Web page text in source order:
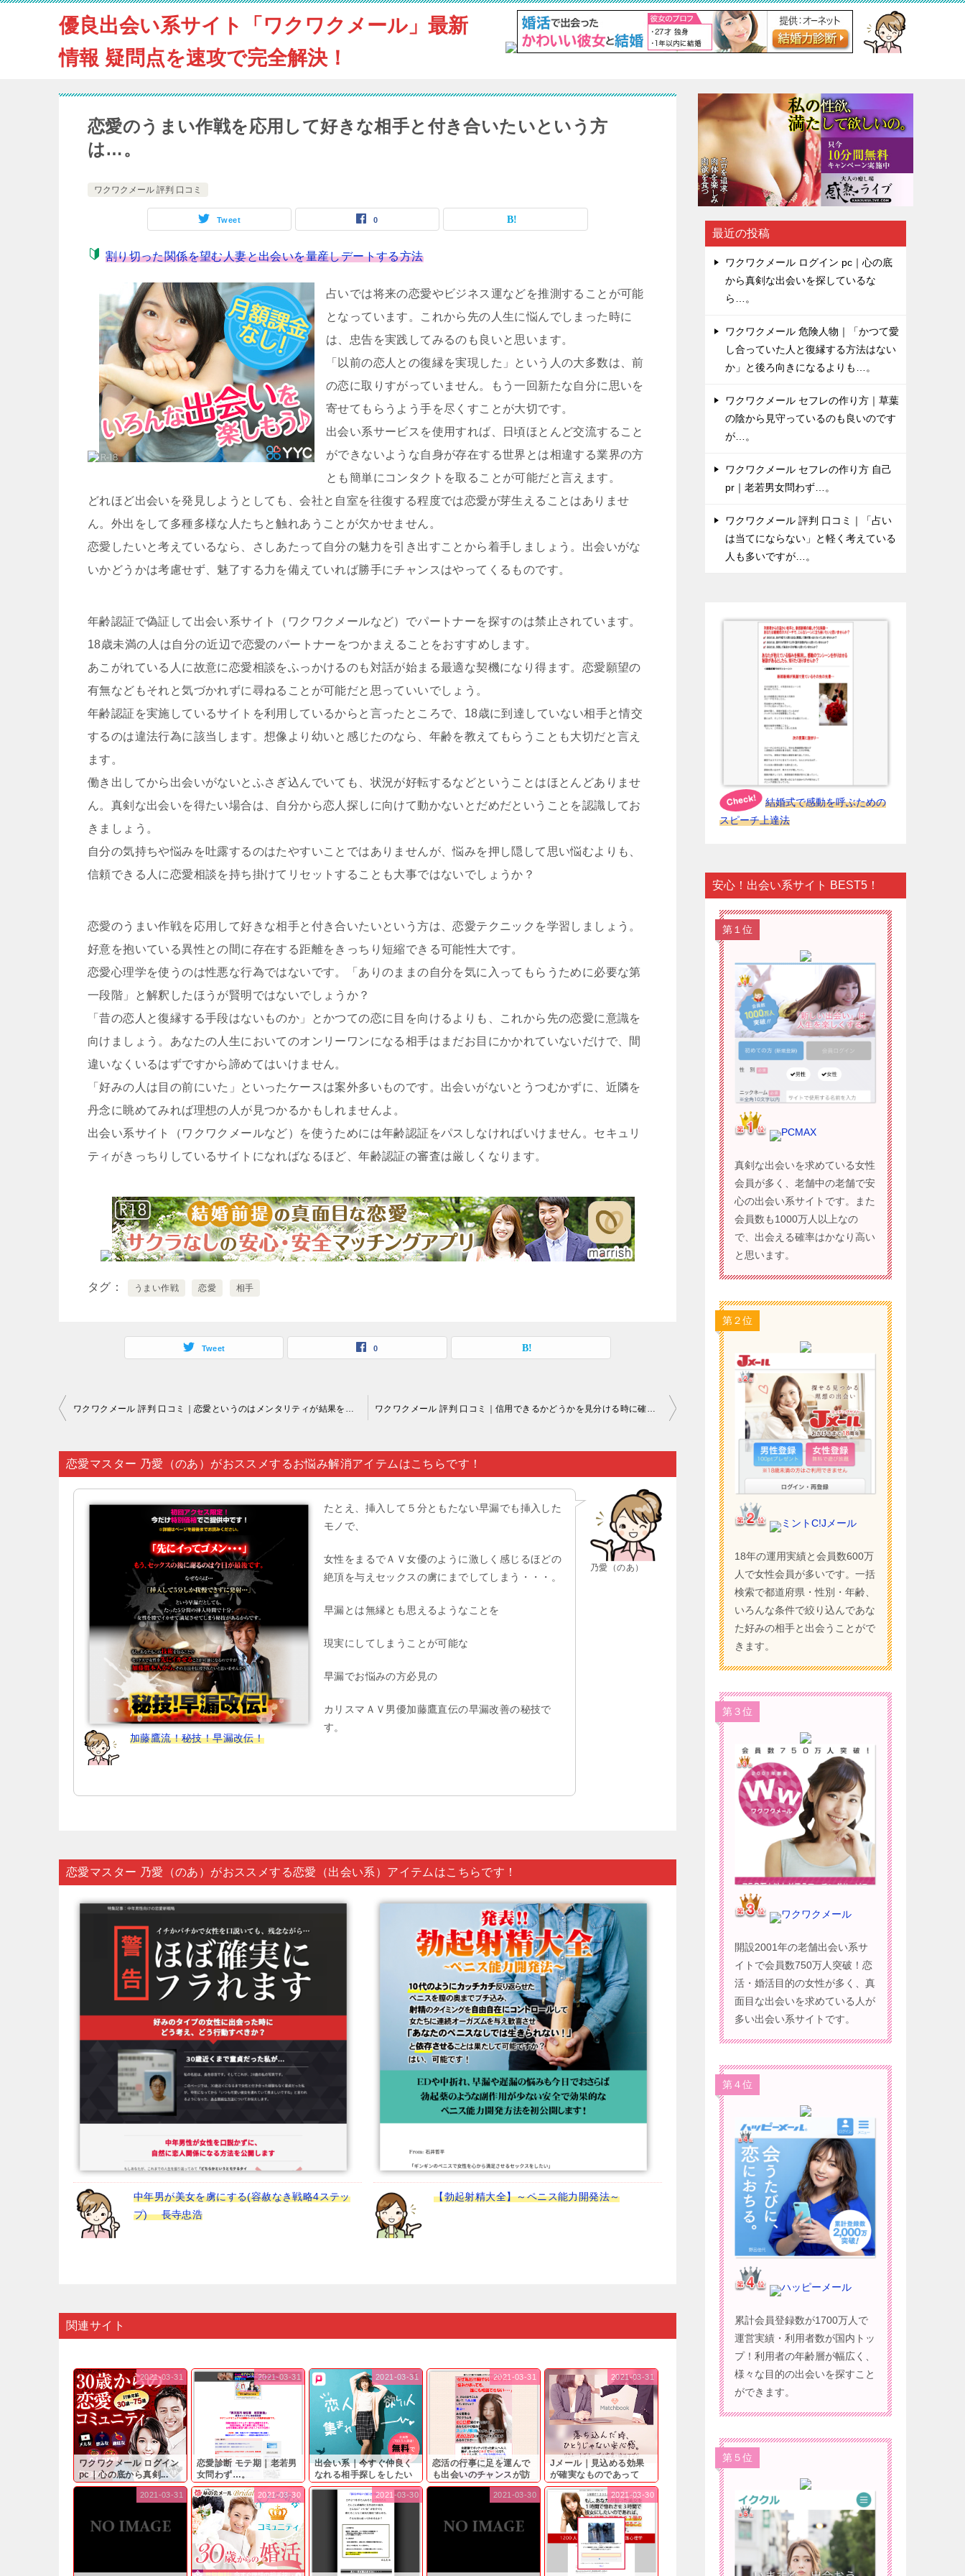
優良出会い系サイト「ワクワクメール」最新
情報 疑問点を速攻で完全解決！
恋愛のうまい作戦を応用して好きな相手と付き合いたいという方
は…。
ワクワクメール 評判 口コミ
Tweet 0
割り切った関係を望む人妻と出会いを量産しデートする方法
占いでは将来の恋愛やビジネス運などを推測することが可能
となっています。これから先の人生に悩んでしまった時に
は、忠告を実践してみるのも良いと思います。
「以前の恋人との復縁を実現した」という人の大多数は、前
の恋に取りすがっていません。もう一回新たな自分に思いを
寄せてもらうよう手を尽くすことが大切です。
出会い系サービスを使用すれば、日頃ほとんど交流すること
ができないような自身が存在する世界とは相違する業界の方
とも簡単にコンタクトを取ることが可能だと言えます。
どれほど出会いを発見しようとしても、会社と自室を往復する程度では恋愛が芽生えることはありませ
ん。外出をして多種多様な人たちと触れあうことが欠かせません。
恋愛したいと考えているなら、さしあたって自分の魅力を引き出すことから着手しましょう。出会いがな
いかどうかは考慮せず、魅了する力を備えていれば勝手にチャンスはやってくるものです。
年齢認証で偽証して出会い系サイト（ワクワクメールなど）でパートナーを探すのは禁止されています。
18歳未満の人は自分の近辺で恋愛のパートナーをつかまえることをおすすめします。
あこがれている人に故意に恋愛相談をふっかけるのも対話が始まる最適な契機になり得ます。恋愛願望の
有無などもそれと気づかれずに尋ねることが可能だと思っていいでしょう。
年齢認証を実施しているサイトを利用しているからと言ったところで、18歳に到達していない相手と情交
するのは違法行為に該当します。想像より幼いと感じたのなら、年齢を教えてもらうことも大切だと言え
ます。
働き出してから出会いがないとふさぎ込んでいても、状況が好転するなどということはほとんどありませ
ん。真剣な出会いを得たい場合は、自分から恋人探しに向けて動かないとだめだということを認識してお
きましょう。
自分の気持ちや悩みを吐露するのはたやすいことではありませんが、悩みを押し隠して思い悩むよりも、
信頼できる人に恋愛相談を持ち掛けてリセットすることも大事ではないでしょうか？
恋愛のうまい作戦を応用して好きな相手と付き合いたいという方は、恋愛テクニックを学習しましょう。
好意を抱いている異性との間に存在する距離をきっちり短縮できる可能性大です。
恋愛心理学を使うのは性悪な行為ではないです。「ありのままの自分を気に入ってもらうために必要な第
一段階」と解釈したほうが賢明ではないでしょうか？
「昔の恋人と復縁する手段はないものか」とかつての恋に目を向けるよりも、これから先の恋愛に意識を
向けましょう。あなたの人生においてのオンリーワンになる相手はまだお目にかかれていないだけで、間
違いなくいるはずですから諦めてはいけません。
「好みの人は目の前にいた」といったケースは案外多いものです。出会いがないとうつむかずに、近隣を
丹念に眺めてみれば理想の人が見つかるかもしれませんよ。
出会い系サイト（ワクワクメールなど）を使うためには年齢認証をパスしなければいけません。セキュリ
ティがきっちりしているサイトになればなるほど、年齢認証の審査は厳しくなります。
タグ うまい作戦 恋愛 相手
Tweet 0
投
ナ
ビ
ゲ
ワクワクメール 評判 口コミ｜恋愛というのはメンタリティが結果を生み出すものなので…。 ワクワクメール 評判 口コミ｜信用できるかどうかを見分ける時に確認しておきたいのが…。
恋愛マスター 乃愛（のあ）がおススメするお悩み解消アイテムはこちらです！
乃愛（のあ）
加藤鷹流！秘技！早漏改伝！
たとえ、挿入して５分ともたない早漏でも挿入した
モノで、
女性をまるでＡＶ女優のように激しく感じるほどの
絶頂を与えセックスの虜にまでしてしまう・・・。
早漏とは無縁とも思えるようなことを
現実にしてしまうことが可能な
早漏でお悩みの方必見の
カリスマＡＶ男優加藤鷹直伝の早漏改善の秘技で
す。
恋愛マスター 乃愛（のあ）がおススメする恋愛（出会い系）アイテムはこちらです！
中年男が美女を虜にする(容赦なき戦略4ステッ
プ) 長寺忠浩
【勃起射精大全】～ペニス能力開発法～
関連サイト
ワクワクメール ログイン
pc｜心の底から真剣...
2021-03-31
恋愛診断 モテ期｜老若男
女問わず…。
2021-03-31
出会い系｜今すぐ仲良く
なれる相手探しをしたい
と...
2021-03-31
恋活の行事に足を運んで
も出会いのチャンスが訪
れ...
2021-03-31
Jメール｜見込める効果
が確実なものであって
も…...
2021-03-31
2021-03-31 2021-03-30 2021-03-30 2021-03-30 2021-03-30
最近の投稿
ワクワクメール ログイン pc｜心の底
から真剣な出会いを探しているな
ら…。
ワクワクメール 危険人物｜「かつて愛
し合っていた人と復縁する方法はない
か」と後ろ向きになるよりも…。
ワクワクメール セフレの作り方｜草葉
の陰から見守っているのも良いのです
が…。
ワクワクメール セフレの作り方 自己
pr｜老若男女問わず…。
ワクワクメール 評判 口コミ｜「占い
は当てにならない」と軽く考えている
人も多いですが…。
結婚式で感動を呼ぶための
スピーチ上達法
安心！出会い系サイト BEST5！
第１位
PCMAX
真剣な出会いを求めている女性
会員が多く、老舗中の老舗で安
心の出会い系サイトです。また
会員数も1000万人以上なの
で、出会える確率はかなり高い
と思います。
第２位
ミントC!Jメール
18年の運用実績と会員数600万
人で女性会員が多いです。一括
検索で都道府県・性別・年齢、
いろんな条件で絞り込んであな
た好みの相手と出会うことがで
きます。
第３位
ワクワクメール
開設2001年の老舗出会い系サ
イトで会員数750万人突破！恋
活・婚活目的の女性が多く、真
面目な出会いを求めている人が
多い出会い系サイトです。
第４位
ハッピーメール
累計会員登録数が1700万人で
運営実績・利用者数が国内トッ
プ！利用者の年齢層が幅広く、
様々な目的の出会いを探すこと
ができます。
第５位